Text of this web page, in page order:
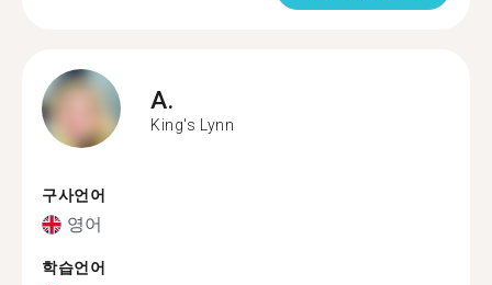
A.
King's Lynn
구사언어
영어
학습언어